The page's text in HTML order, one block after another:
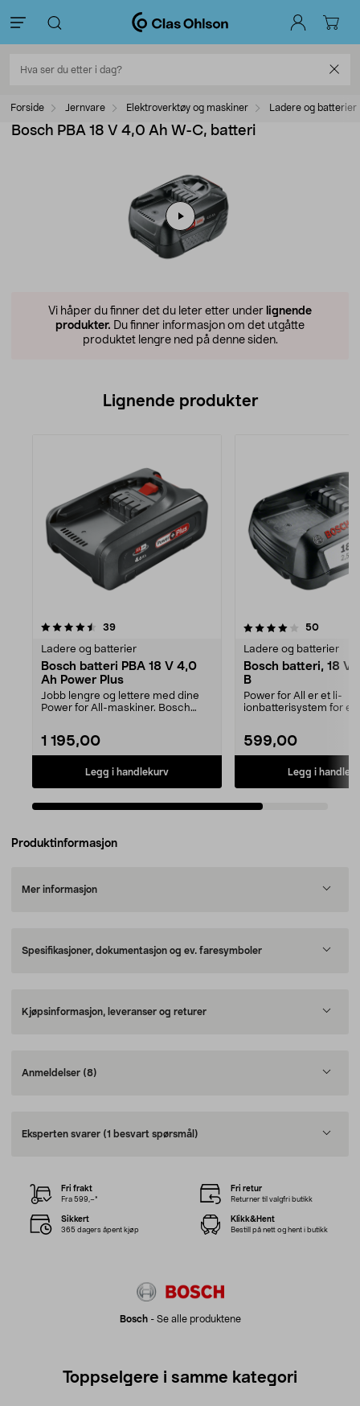
Forside Jernvare Elektroverktøy og maskiner Ladere og batterier
Bosch PBA 18 V 4,0 Ah W-C, batteri
Vi håper du finner det du leter etter under lignende
produkter. Du finner informasjon om det utgåtte
produktet lengre ned på denne siden.
Lignende produkter
39anmeldelser
Ladere og batterier
Bosch batteri PBA 18 V 4,0
Ah Power Plus
Jobb lengre og lettere med dine
Power for All-maskiner. Bosch
1 195,00
Legg i handlekurv
4.0av 5 stjerner 50
Ladere og batterier
Bosch batteri, 18 V
B
Power for All er et li-
ionbatterisystem for
599,00
Legg i
Produktinformasjon
Mer informasjon
Spesifikasjoner, dokumentasjon og ev. faresymboler
Kjøpsinformasjon, leveranser og returer
Anmeldelser (8)
Eksperten svarer (1 besvart spørsmål)
Bosch- Se alle produktene
Fri frakt
Fra 599,–*
Fri retur
Returner til valgfri butikk
Sikkert
365 dagers åpent kjøp
Klikk&Hent
Bestill på nett og hent i butikk
Toppselgere i samme kategori